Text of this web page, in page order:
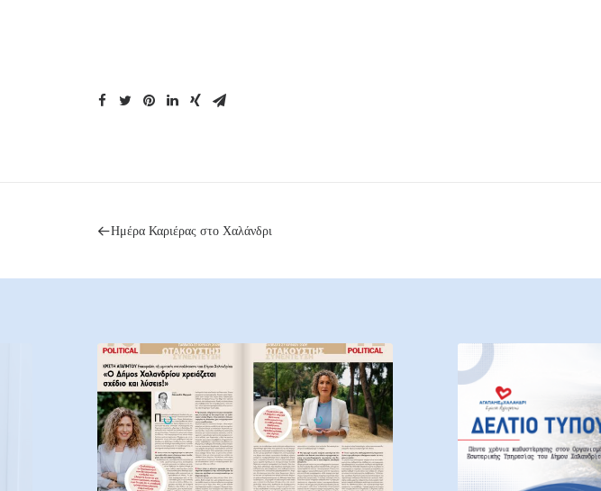
Ημέρα Καριέρας στο Χαλάνδρι